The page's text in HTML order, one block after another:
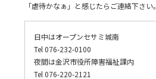
「虐待かなぁ」と感じたらご連絡下さい。
日中はオープンセサミ城南
Tel 076-232-0100
夜間は金沢市役所障害福祉課内
Tel 076-220-2121